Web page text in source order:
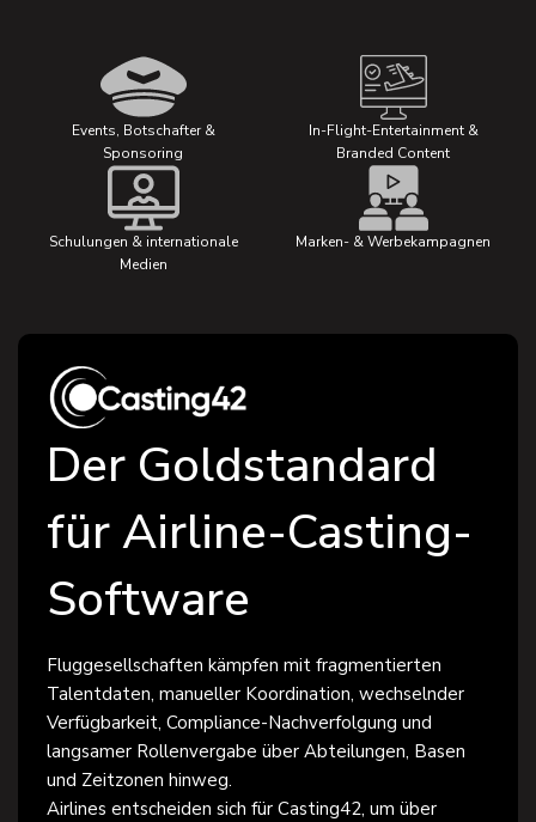
Events, Botschafter &
Sponsoring
In-Flight-Entertainment &
Branded Content
Schulungen & internationale
Medien
Marken- & Werbekampagnen
Der Goldstandard
für Airline-Casting-
Software
Fluggesellschaften kämpfen mit fragmentierten
Talentdaten, manueller Koordination, wechselnder
Verfügbarkeit, Compliance-Nachverfolgung und
langsamer Rollenvergabe über Abteilungen, Basen
und Zeitzonen hinweg.
Airlines entscheiden sich für Casting42, um über